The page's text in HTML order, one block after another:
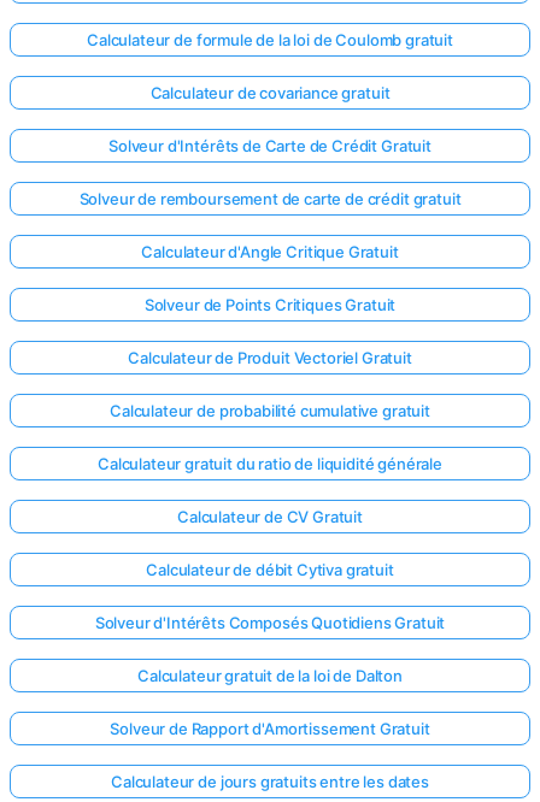
Calculateur de formule de la loi de Coulomb gratuit
Calculateur de covariance gratuit
Solveur d'Intérêts de Carte de Crédit Gratuit
Solveur de remboursement de carte de crédit gratuit
Calculateur d'Angle Critique Gratuit
Solveur de Points Critiques Gratuit
Calculateur de Produit Vectoriel Gratuit
Calculateur de probabilité cumulative gratuit
Calculateur gratuit du ratio de liquidité générale
Calculateur de CV Gratuit
Calculateur de débit Cytiva gratuit
Solveur d'Intérêts Composés Quotidiens Gratuit
Calculateur gratuit de la loi de Dalton
Solveur de Rapport d'Amortissement Gratuit
Calculateur de jours gratuits entre les dates